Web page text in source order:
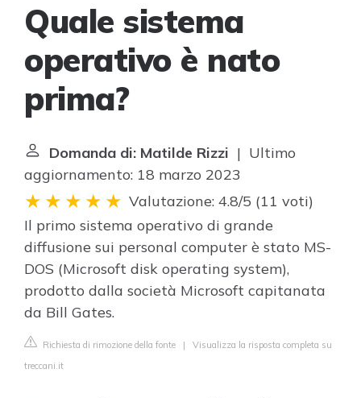
Quale sistema
operativo è nato
prima?
Domanda di: Matilde Rizzi | Ultimo
aggiornamento: 18 marzo 2023
Valutazione: 4.8/5 (11 voti)
Il primo sistema operativo di grande
diffusione sui personal computer è stato MS-
DOS (Microsoft disk operating system),
prodotto dalla società Microsoft capitanata
da Bill Gates.
Richiesta di rimozione della fonte | Visualizza la risposta completa su
treccani.it